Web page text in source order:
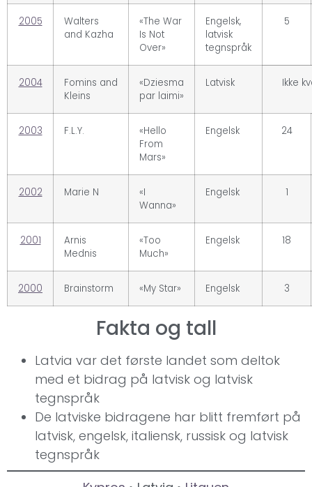
2005
Walters
and Kazha
«The War
Is Not
Over»
Engelsk,
latvisk
tegnspråk
5
2004
Fomins and
Kleins
«Dziesma
par laimi»
Latvisk Ikke
2003 F.L.Y.
«Hello
From
Mars»
Engelsk 24
2002 Marie N
«I
Wanna»
Engelsk 1
2001
Arnis
Mednis
«Too
Much»
Engelsk 18
2000 Brainstorm «My Star» Engelsk 3
Fakta og tall
Latvia var det første landet som deltok
med et bidrag på latvisk og latvisk
tegnspråk
De latviske bidragene har blitt fremført på
latvisk, engelsk, italiensk, russisk og latvisk
tegnspråk